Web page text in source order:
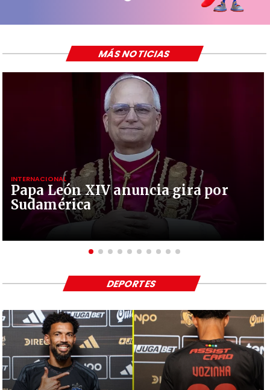
Papa León XIV anuncia gira por
Sudamérica
INTERNACIONAL
MÁS NOTICIAS
DEPORTES